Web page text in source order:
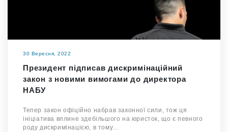
30 Вересня, 2022
Президент підписав дискримінаційний
закон з новими вимогами до директора
НАБУ
Тепер закон офіційно набрав законної сили, тож ця
ініціатива вплине здебільшого на юристок, що є певного
роду дискримінацією, в тому…